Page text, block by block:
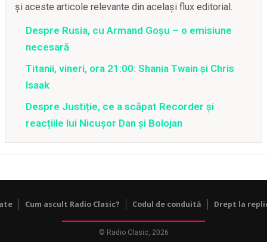
și aceste articole relevante din același flux editorial.
Despre Rusia, cu Armand Goșu – o emisiune
necesară
Titanii, vineri, ora 21:00: Shania Twain și Chris
Isaak
Despre Justiție, ce a scăpat Recorder și
reacțiile lui Nicușor Dan și Bolojan
Cum ascult Radio Clasic? Codul de conduită Drept la
© Radio Clasic, 2026